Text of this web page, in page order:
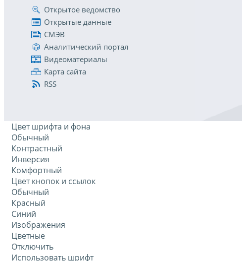
Открытое ведомство
Открытые данные
СМЭВ
Аналитический портал
Видеоматериалы
Карта сайта
RSS
Цвет шрифта и фона
Обычный
Контрастный
Инверсия
Комфортный
Цвет кнопок и ссылок
Обычный
Красный
Синий
Изображения
Цветные
Отключить
Использовать шрифт